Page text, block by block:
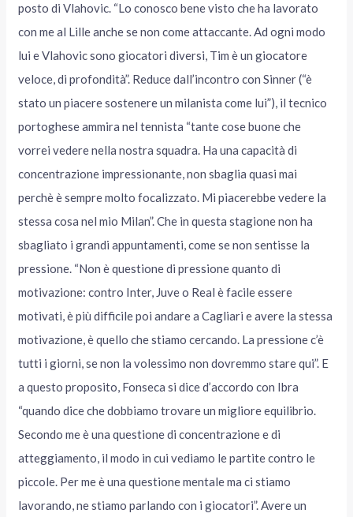
posto di Vlahovic. “Lo conosco bene visto che ha lavorato
con me al Lille anche se non come attaccante. Ad ogni modo
lui e Vlahovic sono giocatori diversi, Tim è un giocatore
veloce, di profondità”. Reduce dall’incontro con Sinner (“è
stato un piacere sostenere un milanista come lui”), il tecnico
portoghese ammira nel tennista “tante cose buone che
vorrei vedere nella nostra squadra. Ha una capacità di
concentrazione impressionante, non sbaglia quasi mai
perchè è sempre molto focalizzato. Mi piacerebbe vedere la
stessa cosa nel mio Milan”. Che in questa stagione non ha
sbagliato i grandi appuntamenti, come se non sentisse la
pressione. “Non è questione di pressione quanto di
motivazione: contro Inter, Juve o Real è facile essere
motivati, è più difficile poi andare a Cagliari e avere la stessa
motivazione, è quello che stiamo cercando. La pressione c’è
tutti i giorni, se non la volessimo non dovremmo stare qui”. E
a questo proposito, Fonseca si dice d’accordo con Ibra
“quando dice che dobbiamo trovare un migliore equilibrio.
Secondo me è una questione di concentrazione e di
atteggiamento, il modo in cui vediamo le partite contro le
piccole. Per me è una questione mentale ma ci stiamo
lavorando, ne stiamo parlando con i giocatori”. Avere un